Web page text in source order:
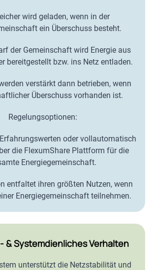
wird geladen, wenn in der
ein Überschuss besteht.
der Gemeinschaft wird Energie aus
bereitgestellt bzw. ins Netz entladen.
verstärkt dann betrieben, wenn
Überschuss vorhanden ist.
Regelungsoptionen:
oder vollautomatisch
die FlexumShare Plattform für die
Energiegemeinschaft.
entfaltet ihren größten Nutzen, wenn
Energiegemeinschaft teilnehmen.
& Systemdienliches Verhalten
unterstützt die Netzstabilität und